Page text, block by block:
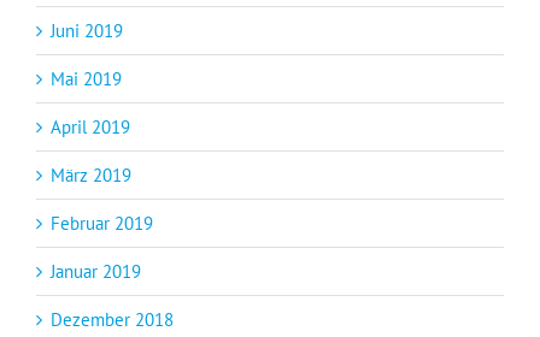
Juni 2019
Mai 2019
April 2019
März 2019
Februar 2019
Januar 2019
Dezember 2018